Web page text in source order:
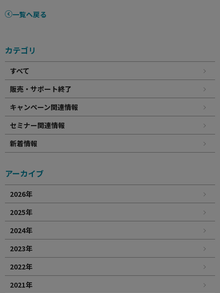
一覧へ戻る
カテゴリ
すべて
販売・サポート終了
キャンペーン関連情報
セミナー関連情報
新着情報
アーカイブ
2026年
2025年
2024年
2023年
2022年
2021年